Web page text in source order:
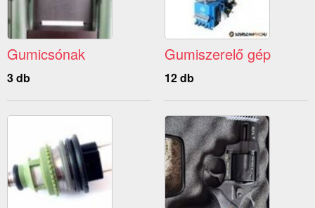
Gumicsónak
3 db
Gumiszerelő gép
12 db